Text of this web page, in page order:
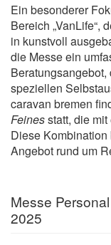
Ein besonderer
Bereich „VanLife“,
in kunstvoll
die Messe ein
speziellen
caravan bremen
Feinesstatt, die
Diese
Angebot rund um
Messe
2025